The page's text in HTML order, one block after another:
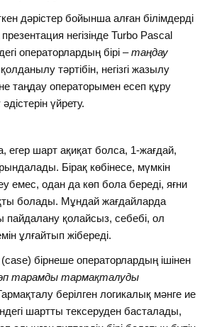
дәрістер бойынша алған білімдерді
негізінде Turbo Pascal
операторлардың бірі –таңдау
тәртібін, негізгі жазылу
таңдау операторымен есеп құру
үйрету.
егер шарт ақиқат болса, 1-жағдай,
Бірақ көбінесе, мүмкін
емес, одан да көп бола береді, яғни
болады. Мұндай жағдайларда
пайдалану қолайсыз, себебі, ол
ұлғайтып жібереді.
(case) бірнеше операторлардың ішінен
тарамды тармақталуды
берілген логикалық мәнге ие
шартты тексеруден басталады,